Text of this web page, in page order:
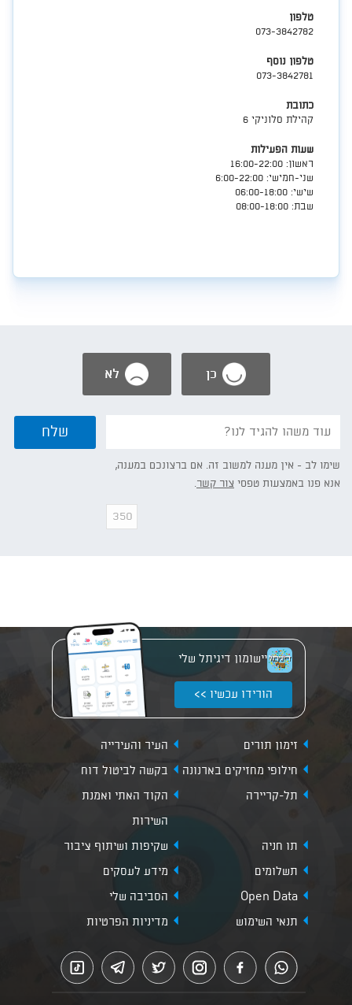
טלפון
073-3842782
טלפון נוסף
073-3842781
כתובת
קהילת סלוניקי 6
שעות הפעילות
​ראשון: 16:00-22:00
שני-חמישי: 6:00-22:00
שישי: 06:00-18:00
שבת: 08:00-18:00
כן לא
תפרט/י:
שלח
שימו לב - אין מענה למשוב זה. אם ברצונכם במענה,
אנא פנו באמצעות טפסי צור קשר.
יישומון דיגיתל שלי
הורידו עכשיו >>
זימון תורים
העיר והעירייה
חילופי מחזיקים בארנונה
בקשה לביטול דוח
תל-קריירה
הקוד האתי ואמנת
השירות
תו חניה
שקיפות ושיתוף ציבור
תשלומים
מידע לעסקים
Open Data
הסביבה שלי
תנאי השימוש
מדיניות הפרטיות